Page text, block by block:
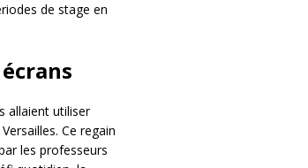
de stage en
allaient utiliser
Ce regain
les professeurs